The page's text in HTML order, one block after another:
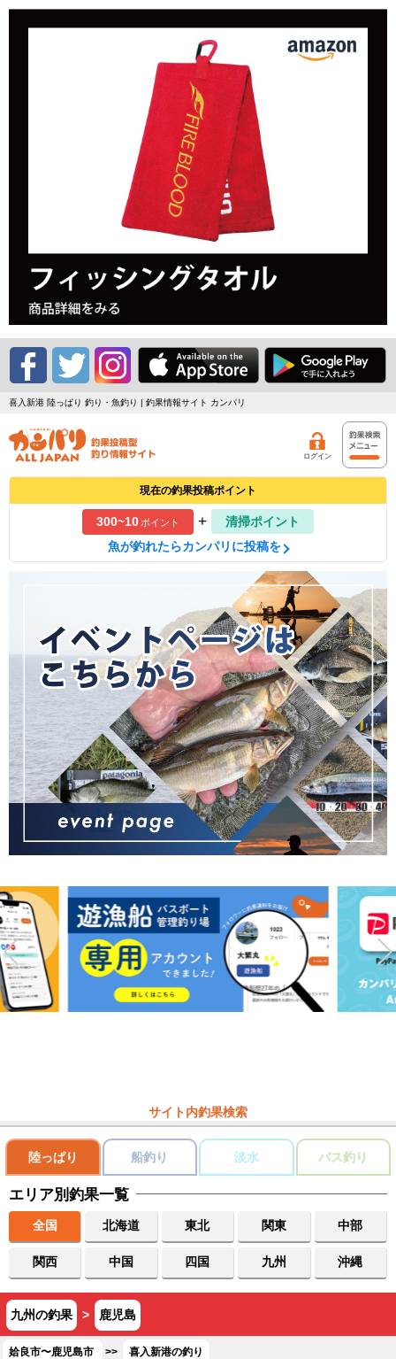
喜入新港 陸っぱり 釣り・魚釣り | 釣果情報サイト カンパリ
ログイン
現在の釣果投稿ポイント
300~10ポイント +
清掃ポイント
魚が釣れたらカンパリに投稿を
サイト内釣果検索
陸っぱり 船釣り 淡水 バス釣り
エリア別釣果一覧
全国 北海道 東北 関東 中部
関西 中国 四国 九州 沖縄
九州の釣果 > 鹿児島
姶良市〜鹿児島市 >> 喜入新港の釣り